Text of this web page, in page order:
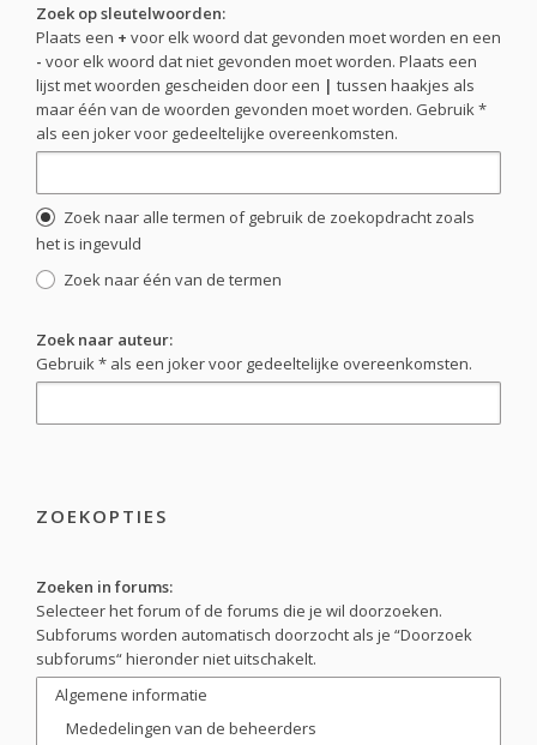
Zoek op sleutelwoorden:
Plaats een + voor elk woord dat gevonden moet worden en een
- voor elk woord dat niet gevonden moet worden. Plaats een
lijst met woorden gescheiden door een | tussen haakjes als
maar één van de woorden gevonden moet worden. Gebruik *
als een joker voor gedeeltelijke overeenkomsten.
Zoek naar alle termen of gebruik de zoekopdracht zoals
het is ingevuld
Zoek naar één van de termen
Zoek naar auteur:
Gebruik * als een joker voor gedeeltelijke overeenkomsten.
ZOEKOPTIES
Zoeken in forums:
Selecteer het forum of de forums die je wil doorzoeken.
Subforums worden automatisch doorzocht als je “Doorzoek
subforums“ hieronder niet uitschakelt.